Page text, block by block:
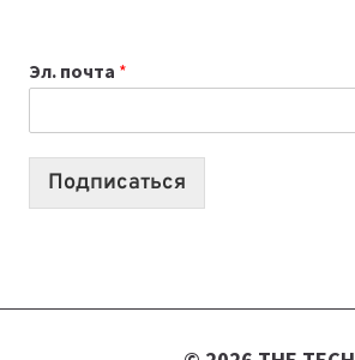
СОЗДАВАТЬ
ПРОДУКТЫ
Эл. почта *
Подписаться